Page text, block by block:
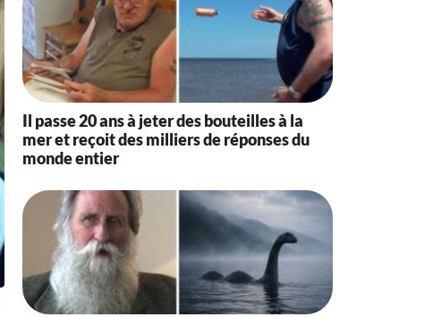
Il passe 20 ans à jeter des bouteilles à la
mer et reçoit des milliers de réponses du
monde entier